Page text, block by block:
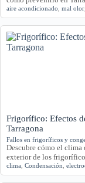
aire acondicionado mal olor
Frigorífico: Efectos
Tarragona
Fallos en frigoríficos y
Descubre cómo el clima
exterior de los
clima Condensación